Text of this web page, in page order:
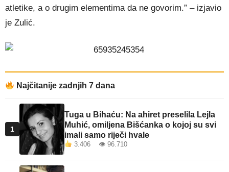
atletike, a o drugim elementima da ne govorim.” – izjavio
je Zulić.
Najčitanije zadnjih 7 dana
1
Tuga u Bihaću: Na ahiret preselila Lejla
Muhić, omiljena Bišćanka o kojoj su svi
imali samo riječi hvale
3.406 👁 96.710